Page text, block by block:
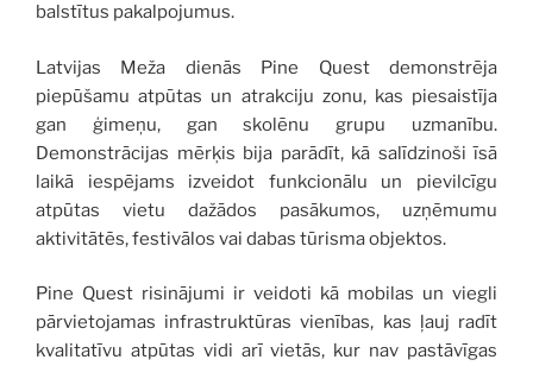
balstītus pakalpojumus.
Latvijas Meža dienās Pine Quest demonstrēja
piepūšamu atpūtas un atrakciju zonu, kas piesaistīja
gan ģimeņu, gan skolēnu grupu uzmanību.
Demonstrācijas mērķis bija parādīt, kā salīdzinoši īsā
laikā iespējams izveidot funkcionālu un pievilcīgu
atpūtas vietu dažādos pasākumos, uzņēmumu
aktivitātēs, festivālos vai dabas tūrisma objektos.
Pine Quest risinājumi ir veidoti kā mobilas un viegli
pārvietojamas infrastruktūras vienības, kas ļauj radīt
kvalitatīvu atpūtas vidi arī vietās, kur nav pastāvīgas